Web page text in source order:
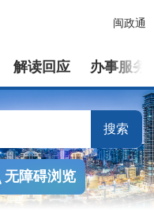
闽政通
解读回应 办事服务
搜索
无障碍浏览